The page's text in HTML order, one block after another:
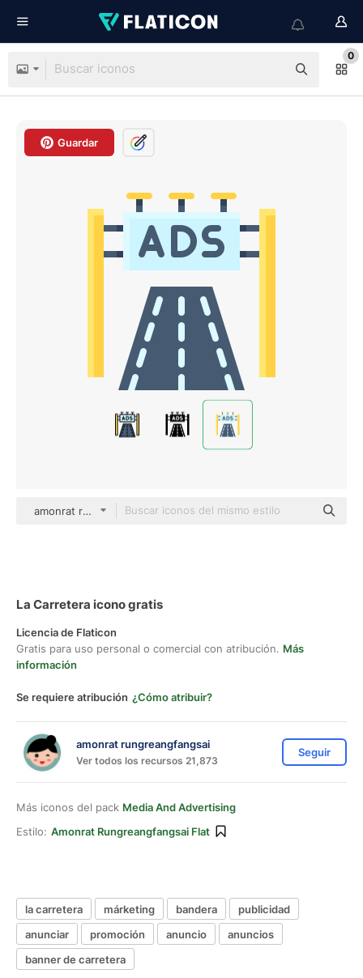
0
Guardar
amonrat rungreangfangsai Flat
La Carretera icono gratis
Licencia de Flaticon
Gratis para uso personal o comercial con atribución. Más
información
Se requiere atribución ¿Cómo atribuir?
amonrat rungreangfangsai
Ver todos los recursos 21,873
Seguir
Más iconos del pack Media And Advertising
Estilo: Amonrat Rungreangfangsai Flat
la carretera márketing bandera
publicidad
anunciar
promoción anuncio
anuncios
banner de carretera